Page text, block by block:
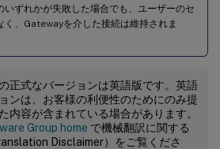
いずれかが失敗した場合でも、ユーザーのセ
く、Gatewayを介した接続は維持されま
正式なバージョンは英語版です。英語
ンは、お客様の利便性のためにのみ提
内容が含まれている場合があります。
Group home で機械翻訳に関する
Disclaimer）をご覧くださ